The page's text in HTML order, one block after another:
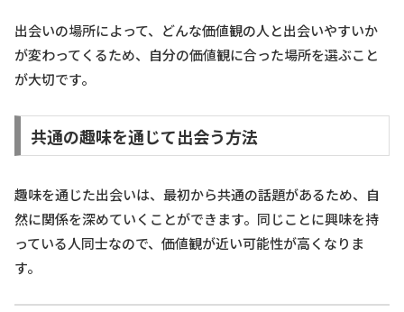
出会いの場所によって、どんな価値観の人と出会いやすいか
が変わってくるため、自分の価値観に合った場所を選ぶこと
が大切です。
共通の趣味を通じて出会う方法
趣味を通じた出会いは、最初から共通の話題があるため、自
然に関係を深めていくことができます。同じことに興味を持
っている人同士なので、価値観が近い可能性が高くなりま
す。